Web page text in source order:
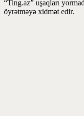
“Ting.az” uşaqları
öyrətməyə xidmət edir.